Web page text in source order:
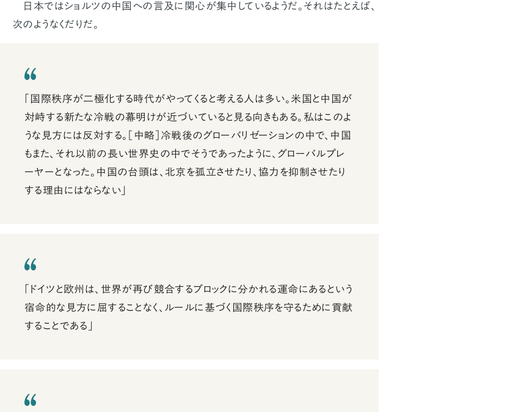
日本ではショルツの中国への言及に関心が集中しているようだ。それはたとえば、
次のようなくだりだ。
「国際秩序が二極化する時代がやってくると考える人は多い。米国と中国が
対峙する新たな冷戦の幕明けが近づいていると見る向きもある。私はこのよ
うな見方には反対する。［中略］冷戦後のグローバリゼーションの中で、中国
もまた、それ以前の長い世界史の中でそうであったように、グローバルプレ
ーヤーとなった。中国の台頭は、北京を孤立させたり、協力を抑制させたり
する理由にはならない」
「ドイツと欧州は、世界が再び競合するブロックに分かれる運命にあるという
宿命的な見方に屈することなく、ルールに基づく国際秩序を守るために貢献
することである」